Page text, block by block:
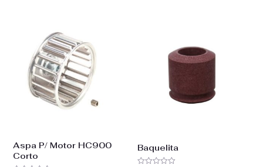
Aspa P/ Motor HC900
Corto
Baquelita